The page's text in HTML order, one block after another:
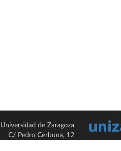
Universidad de Zaragoza
C/ Pedro Cerbuna, 12